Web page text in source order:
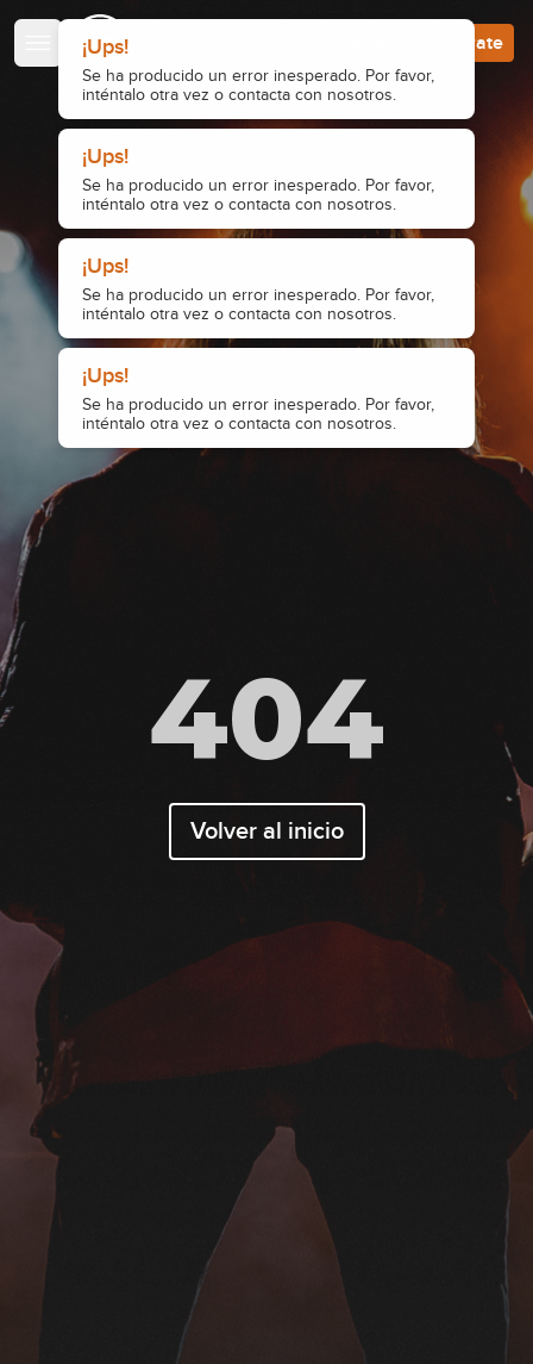
¡Ups!
Se ha producido un error inesperado. Por favor,
inténtalo otra vez o contacta con nosotros.
¡Ups!
Se ha producido un error inesperado. Por favor,
inténtalo otra vez o contacta con nosotros.
¡Ups!
Se ha producido un error inesperado. Por favor,
inténtalo otra vez o contacta con nosotros.
¡Ups!
Se ha producido un error inesperado. Por favor,
inténtalo otra vez o contacta con nosotros.
Regístrate
404
Volver al inicio
Escuela de Guitarristas